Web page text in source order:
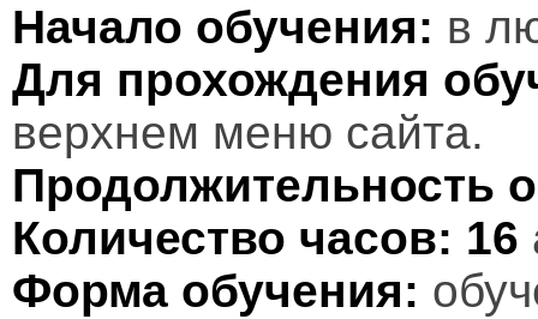
Начало обучения: в
Для прохождения
верхнем меню сайта.
Продолжительность
Количество часов: 16
Форма обучения: